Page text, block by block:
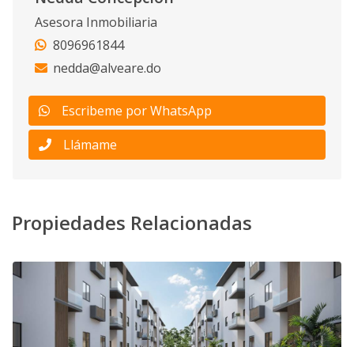
Asesora Inmobiliaria
8096961844
nedda@alveare.do
Escribeme por WhatsApp
Llámame
Propiedades Relacionadas